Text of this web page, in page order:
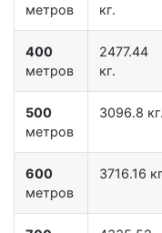
метров
кг.
400
метров
2477.44
кг.
500
метров
3096.8 кг.
600
метров
3716.16